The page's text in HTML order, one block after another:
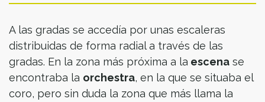
A las gradas se accedía por unas escaleras
distribuidas de forma radial a través de las
gradas. En la zona más próxima a la escena se
encontraba la orchestra, en la que se situaba el
coro, pero sin duda la zona que más llama la